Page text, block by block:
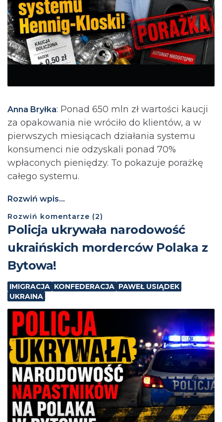
Anna Bryłka: Ponad 650 mln zł wartości kaucji
za opakowania nie wróciło do klientów, a w
pierwszych miesiącach działania systemu
konsumenci nie odzyskali ponad 70%
wpłaconych pieniędzy. To pokazuje porażkę
całego systemu.
Rozwiń wpis...
Rozwiń komentarze (2)
Policja ukrywała narodowość
ukraińskich morderców Polaka z
Bytowa!
IMIGRACJA KONFEDERACJA PAWEŁ USIĄDEK
UKRAINA